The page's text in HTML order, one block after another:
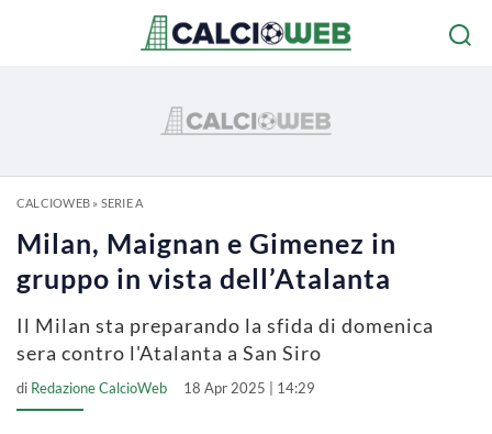
CALCIOWEB» SERIE A
Milan, Maignan e Gimenez in
gruppo in vista dell’Atalanta
Il Milan sta preparando la sfida di domenica
sera contro l'Atalanta a San Siro
di Redazione CalcioWeb 18 Apr 2025 | 14:29